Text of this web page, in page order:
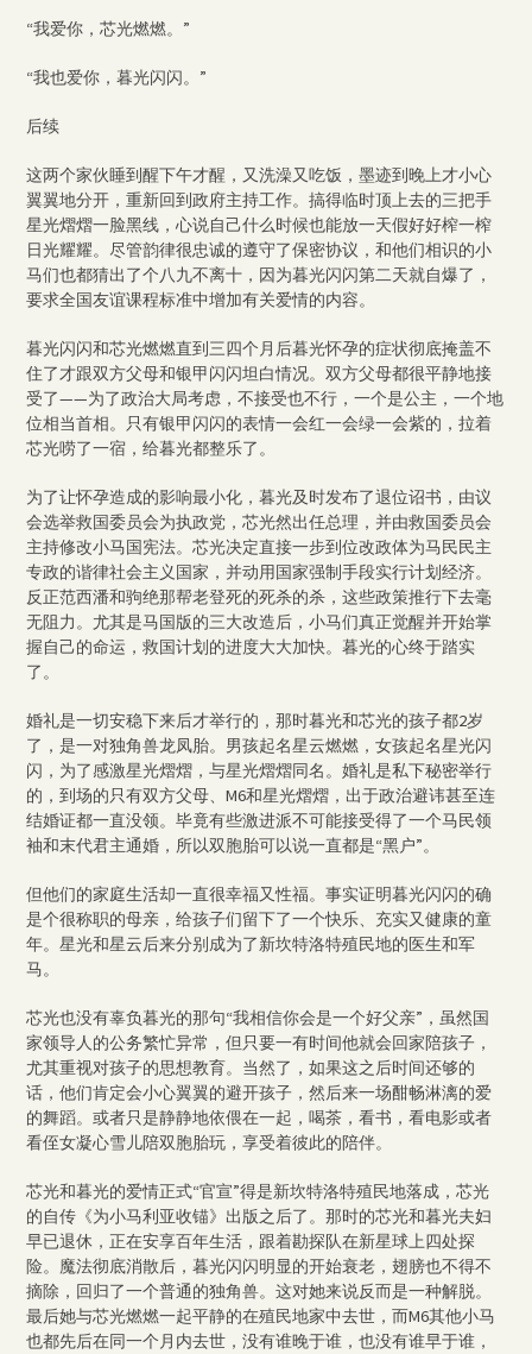
“我爱你，芯光燃燃。”
“我也爱你，暮光闪闪。”
后续
这两个家伙睡到醒下午才醒，又洗澡又吃饭，墨迹到晚上才小心
翼翼地分开，重新回到政府主持工作。搞得临时顶上去的三把手
星光熠熠一脸黑线，心说自己什么时候也能放一天假好好榨一榨
日光耀耀。尽管韵律很忠诚的遵守了保密协议，和他们相识的小
马们也都猜出了个八九不离十，因为暮光闪闪第二天就自爆了，
要求全国友谊课程标准中增加有关爱情的内容。
暮光闪闪和芯光燃燃直到三四个月后暮光怀孕的症状彻底掩盖不
住了才跟双方父母和银甲闪闪坦白情况。双方父母都很平静地接
受了——为了政治大局考虑，不接受也不行，一个是公主，一个地
位相当首相。只有银甲闪闪的表情一会红一会绿一会紫的，拉着
芯光唠了一宿，给暮光都整乐了。
为了让怀孕造成的影响最小化，暮光及时发布了退位诏书，由议
会选举救国委员会为执政党，芯光然出任总理，并由救国委员会
主持修改小马国宪法。芯光决定直接一步到位改政体为马民民主
专政的谐律社会主义国家，并动用国家强制手段实行计划经济。
反正范西潘和驹绝那帮老登死的死杀的杀，这些政策推行下去毫
无阻力。尤其是马国版的三大改造后，小马们真正觉醒并开始掌
握自己的命运，救国计划的进度大大加快。暮光的心终于踏实
了。
婚礼是一切安稳下来后才举行的，那时暮光和芯光的孩子都2岁
了，是一对独角兽龙凤胎。男孩起名星云燃燃，女孩起名星光闪
闪，为了感激星光熠熠，与星光熠熠同名。婚礼是私下秘密举行
的，到场的只有双方父母、M6和星光熠熠，出于政治避讳甚至连
结婚证都一直没领。毕竟有些激进派不可能接受得了一个马民领
袖和末代君主通婚，所以双胞胎可以说一直都是“黑户”。
但他们的家庭生活却一直很幸福又性福。事实证明暮光闪闪的确
是个很称职的母亲，给孩子们留下了一个快乐、充实又健康的童
年。星光和星云后来分别成为了新坎特洛特殖民地的医生和军
马。
芯光也没有辜负暮光的那句“我相信你会是一个好父亲”，虽然国
家领导人的公务繁忙异常，但只要一有时间他就会回家陪孩子，
尤其重视对孩子的思想教育。当然了，如果这之后时间还够的
话，他们肯定会小心翼翼的避开孩子，然后来一场酣畅淋漓的爱
的舞蹈。或者只是静静地依偎在一起，喝茶，看书，看电影或者
看侄女凝心雪儿陪双胞胎玩，享受着彼此的陪伴。
芯光和暮光的爱情正式“官宣”得是新坎特洛特殖民地落成，芯光
的自传《为小马利亚收锚》出版之后了。那时的芯光和暮光夫妇
早已退休，正在安享百年生活，跟着勘探队在新星球上四处探
险。魔法彻底消散后，暮光闪闪明显的开始衰老，翅膀也不得不
摘除，回归了一个普通的独角兽。这对她来说反而是一种解脱。
最后她与芯光燃燃一起平静的在殖民地家中去世，而M6其他小马
也都先后在同一个月内去世，没有谁晚于谁，也没有谁早于谁，